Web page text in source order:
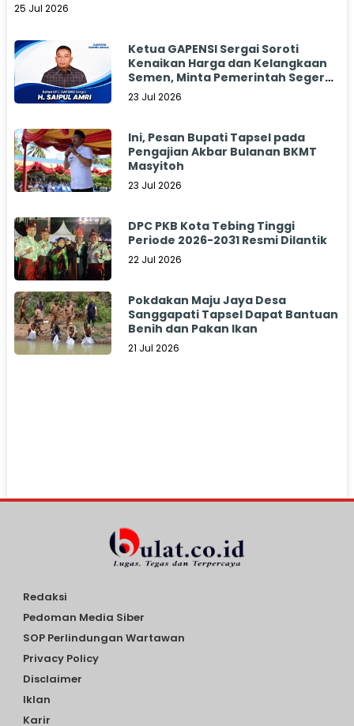
25 Jul 2026
Ketua GAPENSI Sergai Soroti
Kenaikan Harga dan Kelangkaan
Semen, Minta Pemerintah Segera
Bertindak
23 Jul 2026
Ini, Pesan Bupati Tapsel pada
Pengajian Akbar Bulanan BKMT
Masyitoh
23 Jul 2026
DPC PKB Kota Tebing Tinggi
Periode 2026-2031 Resmi Dilantik
22 Jul 2026
Pokdakan Maju Jaya Desa
Sanggapati Tapsel Dapat Bantuan
Benih dan Pakan Ikan
21 Jul 2026
Redaksi
Pedoman Media Siber
SOP Perlindungan Wartawan
Privacy Policy
Disclaimer
Iklan
Karir